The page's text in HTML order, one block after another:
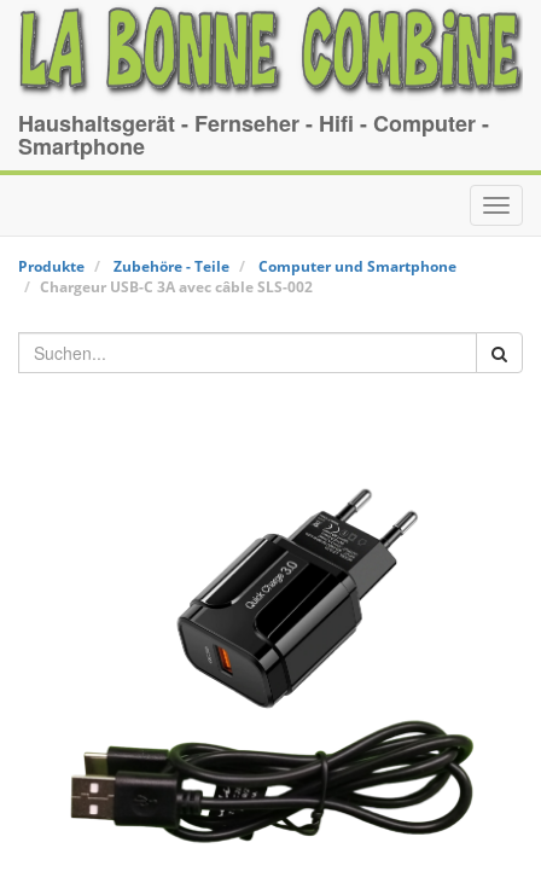
Haushaltsgerät - Fernseher - Hifi - Computer -
Smartphone
Produkte Zubehöre - Teile
Computer und Smartphone
Chargeur USB-C 3A avec câbleSLS-002